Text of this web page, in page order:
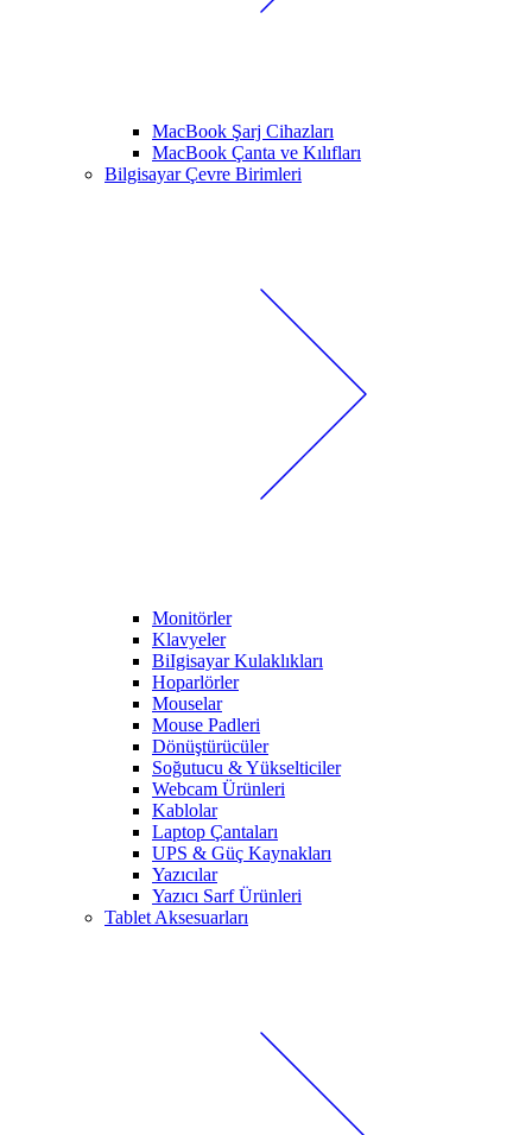
MacBook Şarj Cihazları
MacBook Çanta ve Kılıfları
Bilgisayar Çevre Birimleri
Monitörler
Klavyeler
BiIgisayar Kulaklıkları
Hoparlörler
Mouselar
Mouse Padleri
Dönüştürücüler
Soğutucu & Yükselticiler
Webcam Ürünleri
Kablolar
Laptop Çantaları
UPS & Güç Kaynakları
Yazıcılar
Yazıcı Sarf Ürünleri
Tablet Aksesuarları